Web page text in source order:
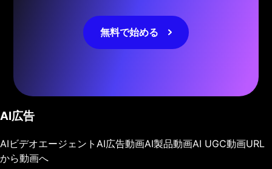
無料で始める
AI広告
AIビデオエージェント AI広告動画AI製品動画AI UGC動画URL
から動画へ